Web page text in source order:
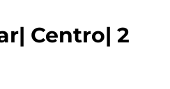
Centro| 2